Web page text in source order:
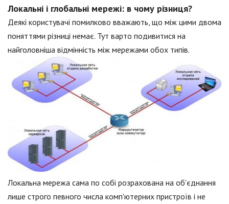
Локальні і глобальні мережі: в чому різниця?
Деякі користувачі помилково вважають, що між цими двома
поняттями різниці немає. Тут варто подивитися на
найголовніша відмінність між мережами обох типів.
Локальна мережа сама по собі розрахована на об'єднання
лише строго певного числа комп'ютерних пристроїв і не